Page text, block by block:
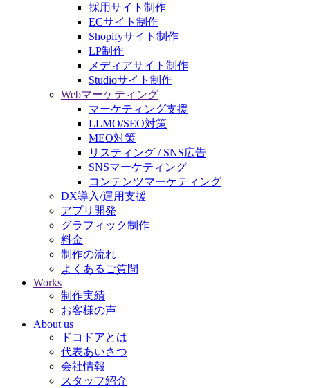
採用サイト制作
ECサイト制作
Shopifyサイト制作
LP制作
メディアサイト制作
Studioサイト制作
Webマーケティング
マーケティング支援
LLMO/SEO対策
MEO対策
リスティング / SNS広告
SNSマーケティング
コンテンツマーケティング
DX導入/運用支援
アプリ開発
グラフィック制作
料金
制作の流れ
よくあるご質問
Works
制作実績
お客様の声
About us
ドコドアとは
代表あいさつ
会社情報
スタッフ紹介